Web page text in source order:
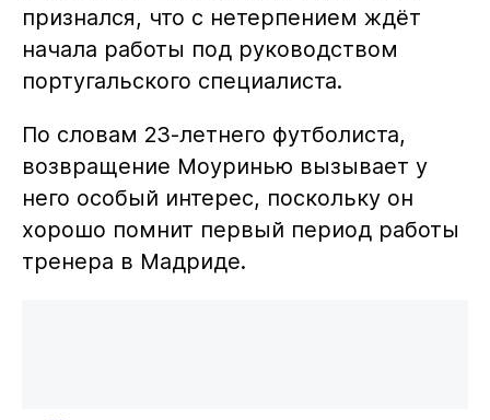
признался, что с нетерпением ждёт
начала работы под руководством
португальского специалиста.
По словам 23-летнего футболиста,
возвращение Моуринью вызывает у
него особый интерес, поскольку он
хорошо помнит первый период работы
тренера в Мадриде.